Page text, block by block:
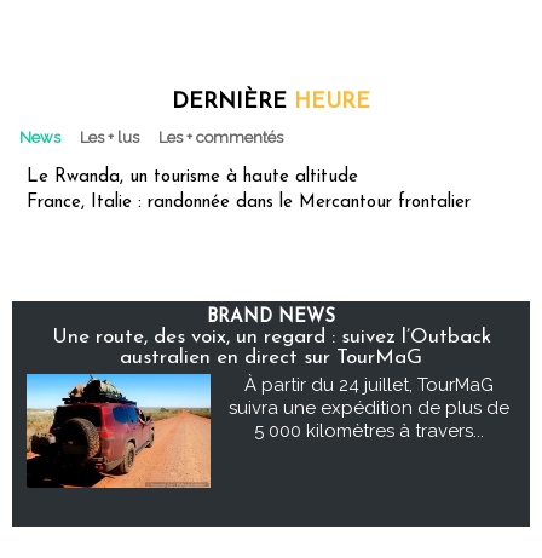
DERNIÈRE HEURE
News Les + lus Les + commentés
Le Rwanda, un tourisme à haute altitude
France, Italie : randonnée dans le Mercantour frontalier
BRAND NEWS
Une route, des voix, un regard : suivez l’Outback
australien en direct sur TourMaG
À partir du 24 juillet, TourMaG
suivra une expédition de plus de
5 000 kilomètres à travers...